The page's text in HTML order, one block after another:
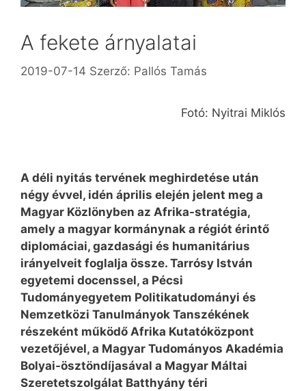
A fekete árnyalatai
2019-07-14 Szerző: Pallós Tamás
Fotó: Nyitrai Miklós
A déli nyitás tervének meghirdetése után
négy évvel, idén április elején jelent meg a
Magyar Közlönyben az Afrika-stratégia,
amely a magyar kormánynak a régiót érintő
diplomáciai, gazdasági és humanitárius
irányelveit foglalja össze. Tarrósy István
egyetemi docenssel, a Pécsi
Tudományegyetem Politikatudományi és
Nemzetközi Tanulmányok Tanszékének
részeként működő Afrika Kutatóközpont
vezetőjével, a Magyar Tudományos Akadémia
Bolyai-ösztöndíjasával a Magyar Máltai
Szeretetszolgálat Batthyány téri